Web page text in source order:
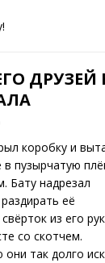
ДРУЗЕЙ
коробку и
пузырчатую
Бату надрезал
её
из его
со скотчем.
так долго